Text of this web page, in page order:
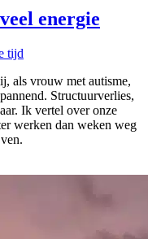
energie
tijd
als vrouw met autisme,
Structuurverlies,
Ik vertel over onze
werken dan weken weg